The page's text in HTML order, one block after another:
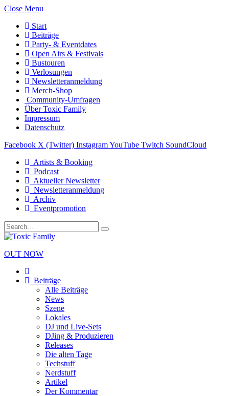
Close Menu
Start
Beiträge
Party- & Eventdates
Open Airs & Festivals
Bustouren
Verlosungen
Newsletteranmeldung
Merch-Shop
Community-Umfragen
Über Toxic Family
Impressum
Datenschutz
Facebook X (Twitter) InstagramYouTube Twitch SoundCloud
Artists & Booking
Podcast
Aktueller Newsletter
Newsletteranmeldung
Archiv
Eventpromotion
OUT NOW
Beiträge
Alle Beiträge
News
Szene
Lokales
DJ und Live-Sets
DJing & Produzieren
Releases
Die alten Tage
Techstuff
Nerdstuff
Artikel
Der Kommentar